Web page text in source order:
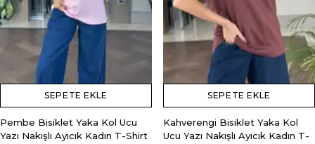
SEPETE EKLE
Pembe Bisiklet Yaka Kol Ucu
Yazı Nakışlı Ayıcık Kadın T-Shirt
SEPETE EKLE
Kahverengi Bisiklet Yaka Kol
Ucu Yazı Nakışlı Ayıcık Kadın T-